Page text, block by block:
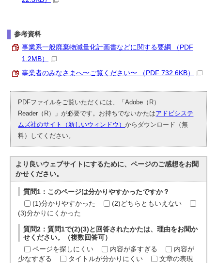
参考資料
事業系一般廃棄物減量化計画書などに関する要綱 （PDF
1.2MB）
事業者のみなさまへ〜ご覧ください〜 （PDF 732.6KB）
PDFファイルをご覧いただくには、「Adobe（R）
Reader（R）」が必要です。お持ちでないかたはアドビシステ
ムズ社のサイト（新しいウィンドウ）からダウンロード（無
料）してください。
より良いウェブサイトにするために、ページのご感想をお聞
かせください。
質問1：このページは分かりやすかったですか？
(1)分かりやすかった
(2)どちらともいえない
(3)分かりにくかった
質問2：質問1で(2)(3)と回答されたかたは、理由をお聞か
せください。（複数回答可）
ページを探しにくい
内容が多すぎる
内容が
少なすぎる
タイトルが分かりにくい
文章の表現